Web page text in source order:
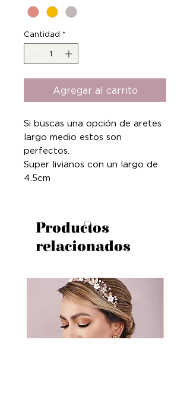
Cantidad *
Agregar al carrito
Si buscas una opción de aretes
largo medio estos son
perfectos.
Super livianos con un largo de
4.5cm
Productos
relacionados